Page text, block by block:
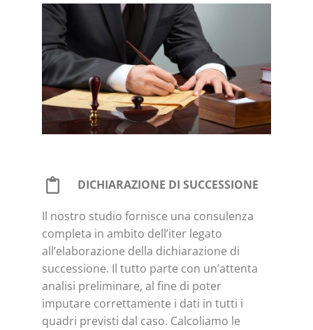
DICHIARAZIONE DI SUCCESSIONE
Il nostro studio fornisce una consulenza
completa in ambito dell’iter legato
all’elaborazione della dichiarazione di
successione. Il tutto parte con un’attenta
analisi preliminare, al fine di poter
imputare correttamente i dati in tutti i
quadri previsti dal caso. Calcoliamo le